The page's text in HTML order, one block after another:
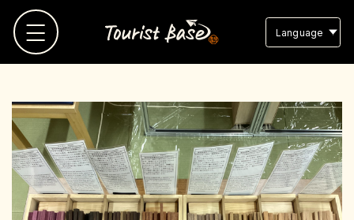
TOP
観光地MAP
観光地リスト
Language